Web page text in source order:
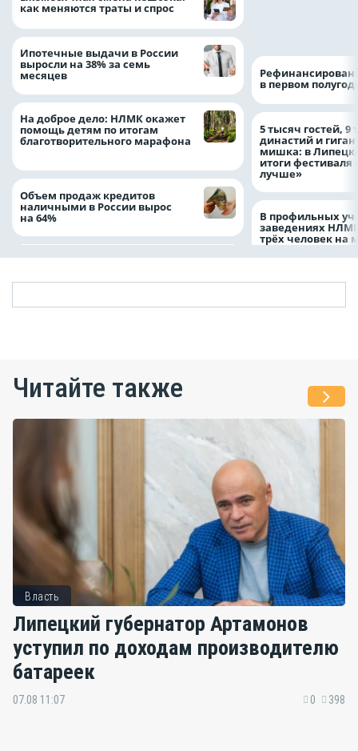
как меняются траты и спрос
Ипотечные выдачи в России
выросли на 38% за семь
месяцев
На доброе дело: НЛМК окажет
помощь детям по итогам
благотворительного марафона
Объем продаж кредитов
наличными в России вырос
на 64%
в первом
5 тысяч гостей, 9
династий и
мишка: в
итоги фестиваля
лучше»
В профильных
заведениях
трёх человек на
Читайте также
Власть
Липецкий губернатор Артамонов
уступил по доходам производителю
батареек
07.08 11:07 0 398